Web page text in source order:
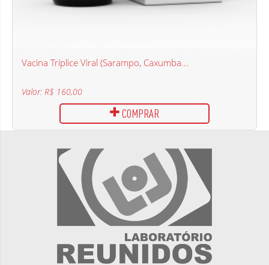
Vacina Tríplice Viral (Sarampo, Caxumba...
Valor: R$ 160,00
COMPRAR